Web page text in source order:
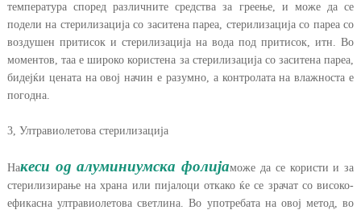
температура според различните средства за греење, и може да се
подели на стерилизација со заситена пареа, стерилизација со пареа со
воздушен притисок и стерилизација на вода под притисок, итн. Во
моментов, таа е широко користена за стерилизација со заситена пареа,
бидејќи цената на овој начин е разумно, а контролата на влажноста е
погодна.
3, Ултравиолетова стерилизација
Накеси од алуминиумска фолијаможе да се користи и за
стерилизирање на храна или пијалоци откако ќе се зрачат со високо-
ефикасна ултравиолетова светлина. Во употребата на овој метод, во